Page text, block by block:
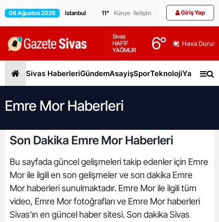
06 Ağustos 2026 11° Künye İletişim Giriş Yap
Sivas
HAFİF
YAĞMUR
6° Hava
Sivas HaberleriGündemAsayişSporTeknolojiYaşam
Emre Mor Haberleri
Son Dakika Emre Mor Haberleri
Bu sayfada güncel gelişmeleri takip edenler için Emre
Mor ile ilgili en son gelişmeler ve son dakika Emre
Mor haberleri sunulmaktadır. Emre Mor ile ilgili tüm
video, Emre Mor fotoğrafları ve Emre Mor haberleri
Sivas'ın en güncel haber sitesi. Son dakika Sivas